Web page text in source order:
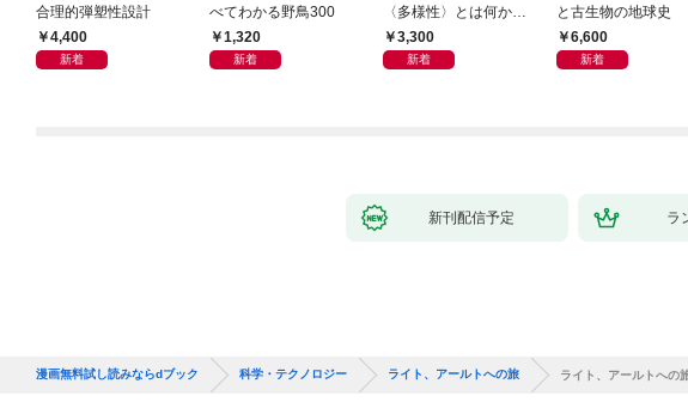
合理的弾塑性設計
4,400
新着
べてわかる野鳥300
1,320
新着
〈多様性〉とは何か―
―遺伝科学と疑似科学
3,300
新着
と古生物の地球史
6,600
新着
新刊配信予定 ラ
漫画無料試し読みならdブック 科学・テクノロジー ライト、アールトへの旅 ライト、アールトへの